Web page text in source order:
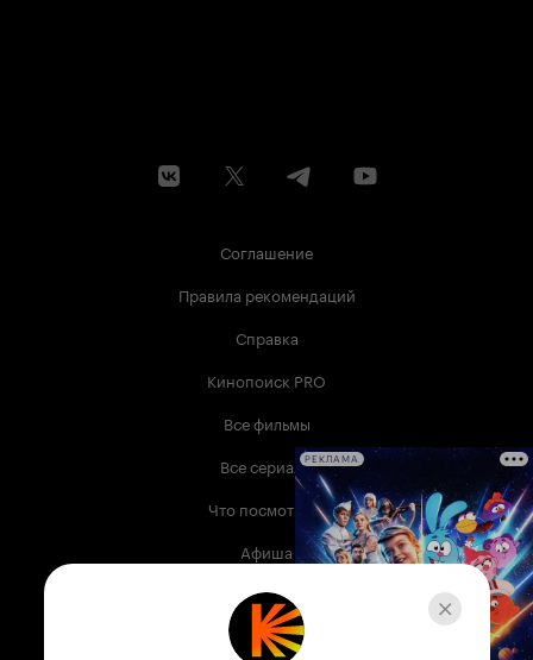
Соглашение
Правила рекомендаций
Справка
Кинопоиск PRO
Все фильмы
Все сериалы
Что посмотреть
Афиша
Музыка
Телепрограмма
РЕКЛАМА